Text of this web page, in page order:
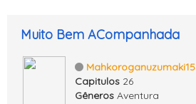
Muito Bem ACompanhada
Mahkoroganuzumaki15
Capitulos 26
Gêneros Aventura